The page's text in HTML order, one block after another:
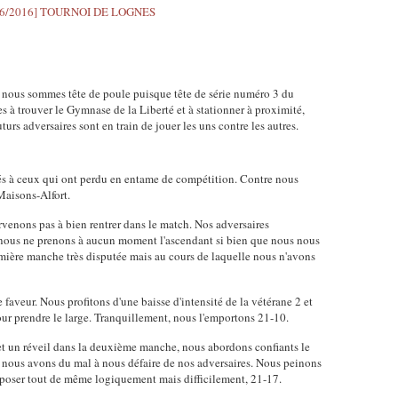
sommes tête de poule puisque tête de série numéro 3 du
à trouver le Gymnase de la Liberté et à stationner à proximité,
adversaires sont en train de jouer les uns contre les autres.
à ceux qui ont perdu en entame de compétition. Contre nous
Alfort.
pas à bien rentrer dans le match. Nos adversaires
ne prenons à aucun moment l'ascendant si bien que nous nous
manche très disputée mais au cours de laquelle nous n'avons
Nous profitons d'une baisse d'intensité de la vétérane 2 et
prendre le large. Tranquillement, nous l'emportons 21-10.
réveil dans la deuxième manche, nous abordons confiants le
avons du mal à nous défaire de nos adversaires. Nous peinons
tout de même logiquement mais difficilement, 21-17.